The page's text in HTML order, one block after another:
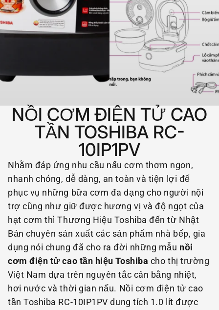
NỒI CƠM ĐIỆN TỬ CAO
TẦN TOSHIBA RC-
10IP1PV
Nhằm đáp ứng nhu cầu nấu cơm thơm ngon,
nhanh chóng, dễ dàng, an toàn và tiện lợi để
phục vụ những bữa cơm đa dạng cho người nội
trợ cũng như giữ được hương vị và độ ngọt của
hạt cơm thì Thương Hiệu Toshiba đến từ Nhật
Bản chuyên sản xuất các sản phẩm nhà bếp, gia
dụng nói chung đã cho ra đời những mẫu nồi
cơm điện tử cao tần hiệu Toshiba cho thị trường
Việt Nam dựa trên nguyên tắc cân bằng nhiệt,
hơi nước và thời gian nấu. Nồi cơm điện tử cao
tần Toshiba RC-10IP1PV dung tích 1.0 lít được